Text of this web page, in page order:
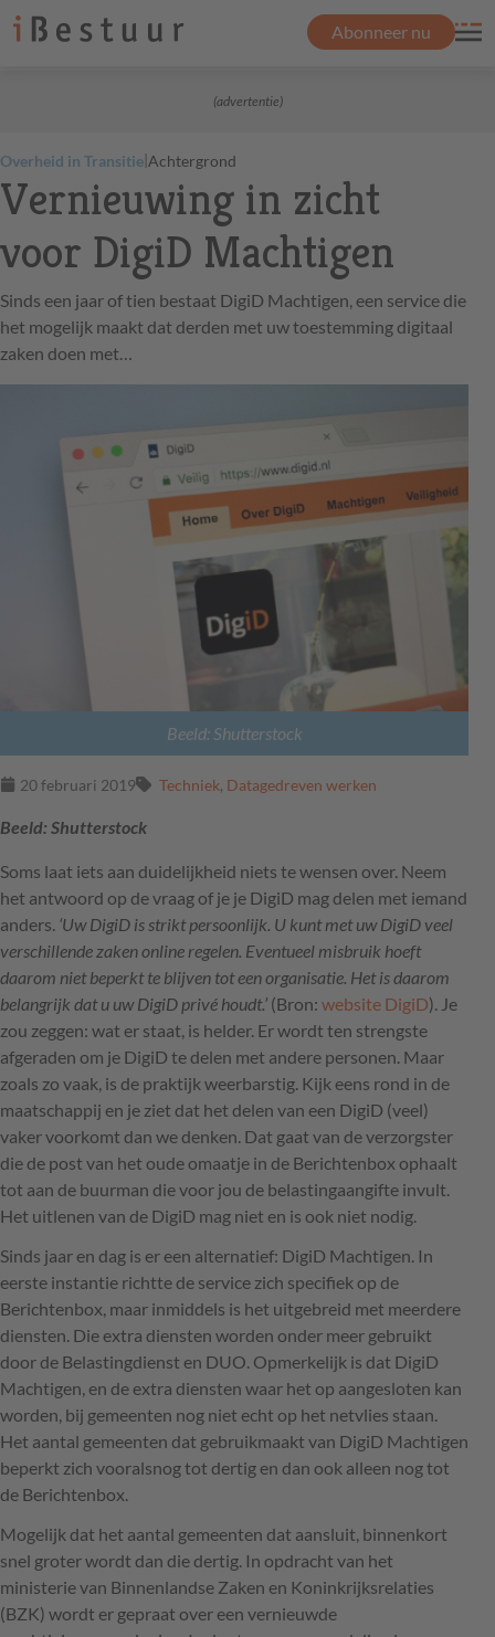
Abonneer nu
(advertentie)
Overheid in Transitie|Achtergrond
Vernieuwing in zicht
voor DigiD Machtigen
Sinds een jaar of tien bestaat DigiD Machtigen, een service die
het mogelijk maakt dat derden met uw toestemming digitaal
zaken doen met…
Beeld: Shutterstock
20 februari 2019 Techniek, Datagedreven werken
Beeld: Shutterstock
Soms laat iets aan duidelijkheid niets te wensen over. Neem
het antwoord op de vraag of je je DigiD mag delen met iemand
anders. ‘Uw DigiD is strikt persoonlijk. U kunt met uw DigiD veel
verschillende zaken online regelen. Eventueel misbruik hoeft
daarom niet beperkt te blijven tot een organisatie. Het is daarom
belangrijk dat u uw DigiD privé houdt.’ (Bron: website DigiD). Je
zou zeggen: wat er staat, is helder. Er wordt ten strengste
afgeraden om je DigiD te delen met andere personen. Maar
zoals zo vaak, is de praktijk weerbarstig. Kijk eens rond in de
maatschappij en je ziet dat het delen van een DigiD (veel)
vaker voorkomt dan we denken. Dat gaat van de verzorgster
die de post van het oude omaatje in de Berichtenbox ophaalt
tot aan de buurman die voor jou de belastingaangifte invult.
Het uitlenen van de DigiD mag niet en is ook niet nodig.
Sinds jaar en dag is er een alternatief: DigiD Machtigen. In
eerste instantie richtte de service zich specifiek op de
Berichtenbox, maar inmiddels is het uitgebreid met meerdere
diensten. Die extra diensten worden onder meer gebruikt
door de Belastingdienst en DUO. Opmerkelijk is dat DigiD
Machtigen, en de extra diensten waar het op aangesloten kan
worden, bij gemeenten nog niet echt op het netvlies staan.
Het aantal gemeenten dat gebruikmaakt van DigiD Machtigen
beperkt zich vooralsnog tot dertig en dan ook alleen nog tot
de Berichtenbox.
Mogelijk dat het aantal gemeenten dat aansluit, binnenkort
snel groter wordt dan die dertig. In opdracht van het
ministerie van Binnenlandse Zaken en Koninkrijksrelaties
(BZK) wordt er gepraat over een vernieuwde